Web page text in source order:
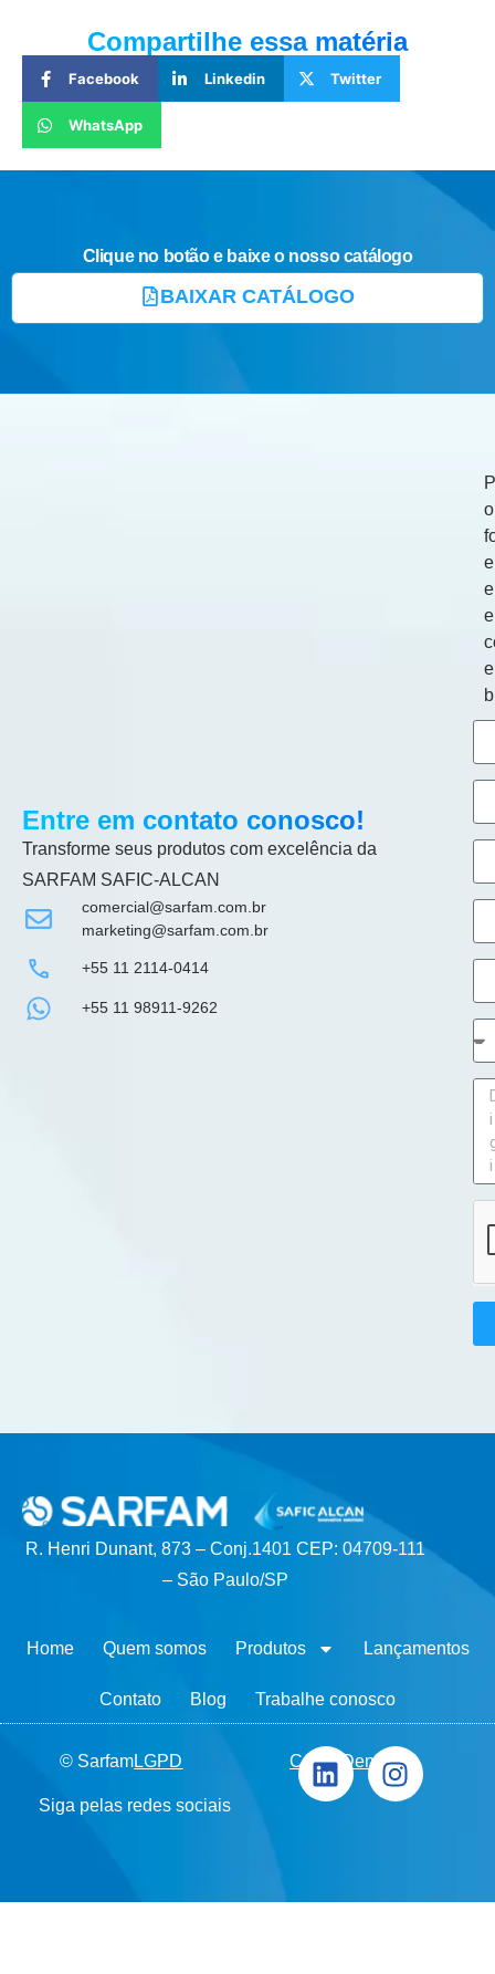
Compartilhe essa matéria
Facebook Linkedin Twitter
WhatsApp
Clique no botão e baixe o nosso catálogo
BAIXAR CATÁLOGO
Entre em contato conosco!
Transforme seus produtos com excelência da
SARFAM SAFIC-ALCAN
comercial@sarfam.com.br
marketing@sarfam.com.br
+55 11 2114-0414
+55 11 98911-9262
o
e
© SarfamLGPD Canal Denúncia
Siga pelas redes sociais
R. Henri Dunant, 873 – Conj.1401 CEP: 04709-111
– São Paulo/SP
Home Quem somos Produtos Lançamentos
Contato Blog Trabalhe conosco